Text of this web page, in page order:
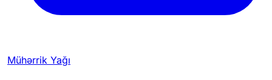
Mühərrik Yağı